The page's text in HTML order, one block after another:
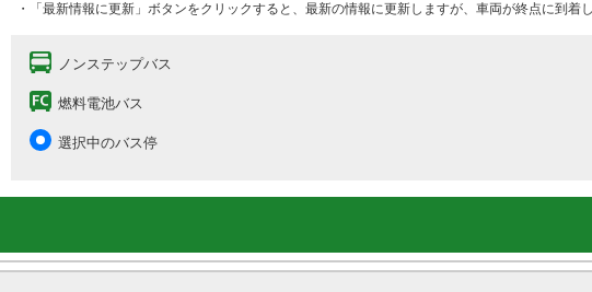
・「最新情報に更新」ボタンをクリックすると、最新の情報に更新しますが、車両が終点に到着
ノンステップバス
燃料電池バス
選択中のバス停